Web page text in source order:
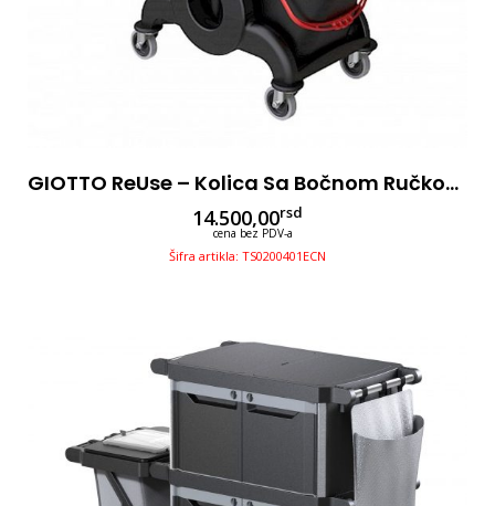
GIOTTO ReUse – Kolica Sa Bočnom Ručkom Za Čišćenje 2x15l Sa Presom
14.500,00rsd
cena bez PDV-a
Šifra artikla: TS0200401ECN